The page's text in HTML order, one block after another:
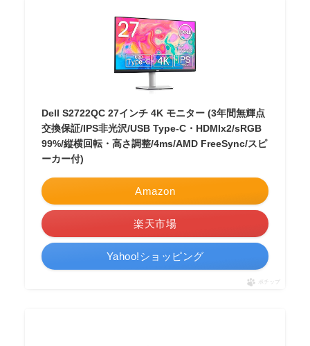
Dell S2722QC 27インチ 4K モニター (3年間無輝点
交換保証/IPS非光沢/USB Type-C・HDMIx2/sRGB
99%/縦横回転・高さ調整/4ms/AMD FreeSync/スピ
ーカー付)
Amazon
楽天市場
Yahoo!ショッピング
ポチップ